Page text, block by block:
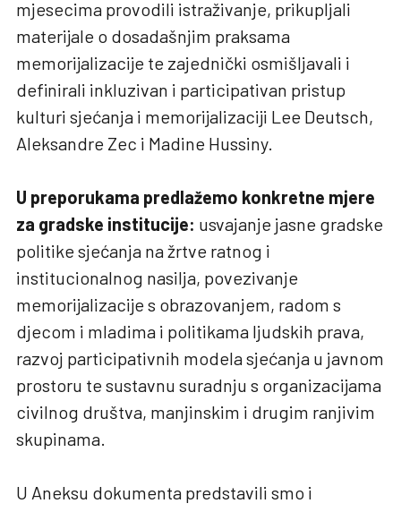
mjesecima provodili istraživanje, prikupljali
materijale o dosadašnjim praksama
memorijalizacije te zajednički osmišljavali i
definirali inkluzivan i participativan pristup
kulturi sjećanja i memorijalizaciji Lee Deutsch,
Aleksandre Zec i Madine Hussiny.
U preporukama predlažemo konkretne mjere
za gradske institucije: usvajanje jasne gradske
politike sjećanja na žrtve ratnog i
institucionalnog nasilja, povezivanje
memorijalizacije s obrazovanjem, radom s
djecom i mladima i politikama ljudskih prava,
razvoj participativnih modela sjećanja u javnom
prostoru te sustavnu suradnju s organizacijama
civilnog društva, manjinskim i drugim ranjivim
skupinama.
U Aneksu dokumenta predstavili smo i